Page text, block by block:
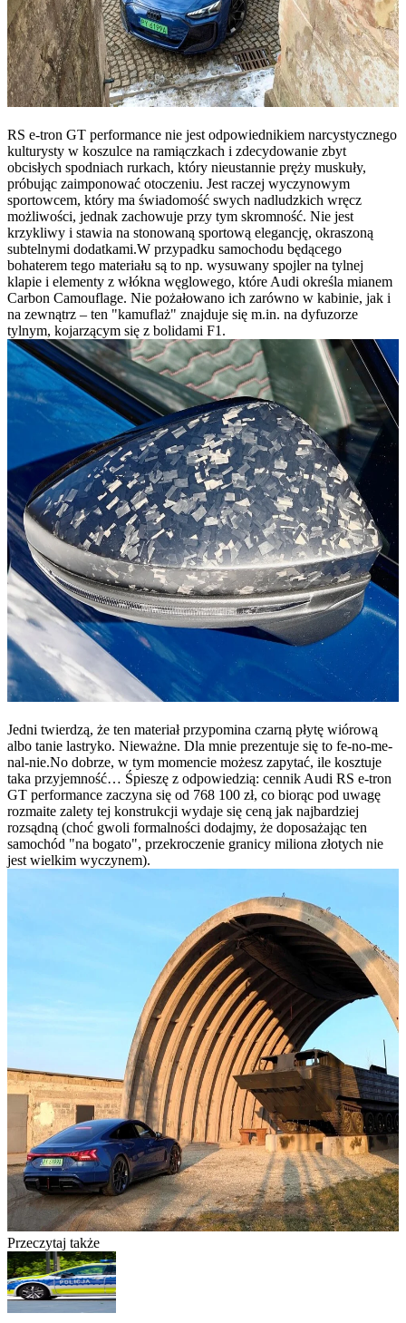
RS e-tron GT performance nie jest odpowiednikiem narcystycznego
kulturysty w koszulce na ramiączkach i zdecydowanie zbyt
obcisłych spodniach rurkach, który nieustannie pręży muskuły,
próbując zaimponować otoczeniu. Jest raczej wyczynowym
sportowcem, który ma świadomość swych nadludzkich wręcz
możliwości, jednak zachowuje przy tym skromność. Nie jest
krzykliwy i stawia na stonowaną sportową elegancję, okraszoną
subtelnymi dodatkami.W przypadku samochodu będącego
bohaterem tego materiału są to np. wysuwany spojler na tylnej
klapie i elementy z włókna węglowego, które Audi określa mianem
Carbon Camouflage. Nie pożałowano ich zarówno w kabinie, jak i
na zewnątrz – ten "kamuflaż" znajduje się m.in. na dyfuzorze
tylnym, kojarzącym się z bolidami F1.
Jedni twierdzą, że ten materiał przypomina czarną płytę wiórową
albo tanie lastryko. Nieważne. Dla mnie prezentuje się to fe-no-me-
nal-nie.No dobrze, w tym momencie możesz zapytać, ile kosztuje
taka przyjemność… Śpieszę z odpowiedzią: cennik Audi RS e-tron
GT performance zaczyna się od 768 100 zł, co biorąc pod uwagę
rozmaite zalety tej konstrukcji wydaje się ceną jak najbardziej
rozsądną (choć gwoli formalności dodajmy, że doposażając ten
samochód "na bogato", przekroczenie granicy miliona złotych nie
jest wielkim wyczynem).
Przeczytaj także